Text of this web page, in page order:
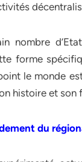
nombre
forme
le monde
histoire et
du